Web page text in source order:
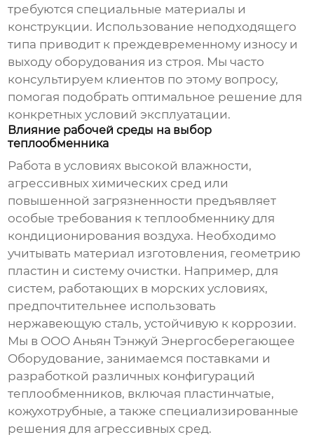
требуются специальные материалы и
конструкции. Использование неподходящего
типа приводит к преждевременному износу и
выходу оборудования из строя. Мы часто
консультируем клиентов по этому вопросу,
помогая подобрать оптимальное решение для
конкретных условий эксплуатации.
Влияние рабочей среды на выбор
теплообменника
Работа в условиях высокой влажности,
агрессивных химических сред или
повышенной загрязненности предъявляет
особые требования ктеплообменнику для
кондиционирования воздуха. Необходимо
учитывать материал изготовления, геометрию
пластин и систему очистки. Например, для
систем, работающих в морских условиях,
предпочтительнее использовать
нержавеющую сталь, устойчивую к коррозии.
Мы в ООО Аньян Тэнжуй Энергосберегающее
Оборудование, занимаемся поставками и
разработкой различных конфигураций
теплообменников, включая пластинчатые,
кожухотрубные, а также специализированные
решения для агрессивных сред.